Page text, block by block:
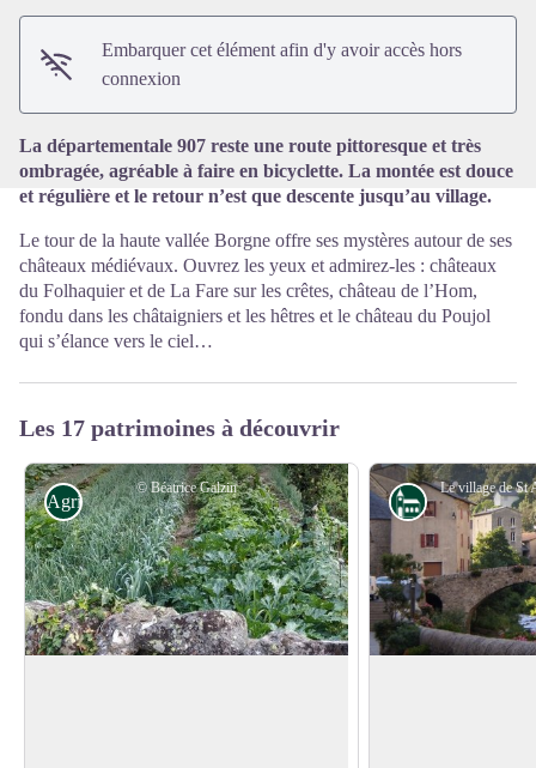
Embarquer cet élément afin d'y avoir accès hors
connexion
La départementale 907 reste une route pittoresque et très
ombragée, agréable à faire en bicyclette. La montée est douce
et régulière et le retour n’est que descente jusqu’au village.
Le tour de la haute vallée Borgne offre ses mystères autour de ses
châteaux médiévaux. Ouvrez les yeux et admirez-les : châteaux
du Folhaquier et de La Fare sur les crêtes, château de l’Hom,
fondu dans les châtaigniers et les hêtres et le château du Poujol
qui s’élance vers le ciel…
Les 17 patrimoines à découvrir
© Béatrice Galzin
Agriculture Architecture